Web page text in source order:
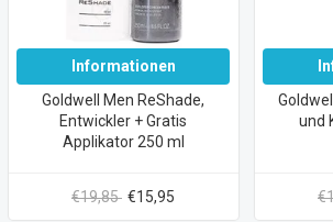
Informationen
Goldwell Men ReShade,
Entwickler + Gratis
Applikator 250 ml
€19,85 €15,95
und